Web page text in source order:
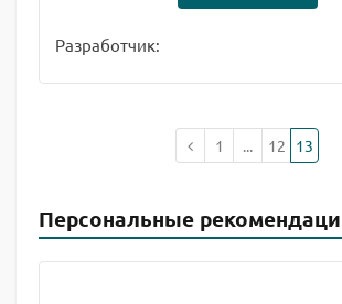
Разработчик:
1 ... 12 13
Персональные